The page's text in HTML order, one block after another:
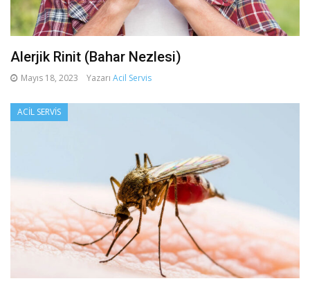
Alerjik Rinit (Bahar Nezlesi)
Mayıs 18, 2023 Yazarı Acil Servis
ACIL SERVIS